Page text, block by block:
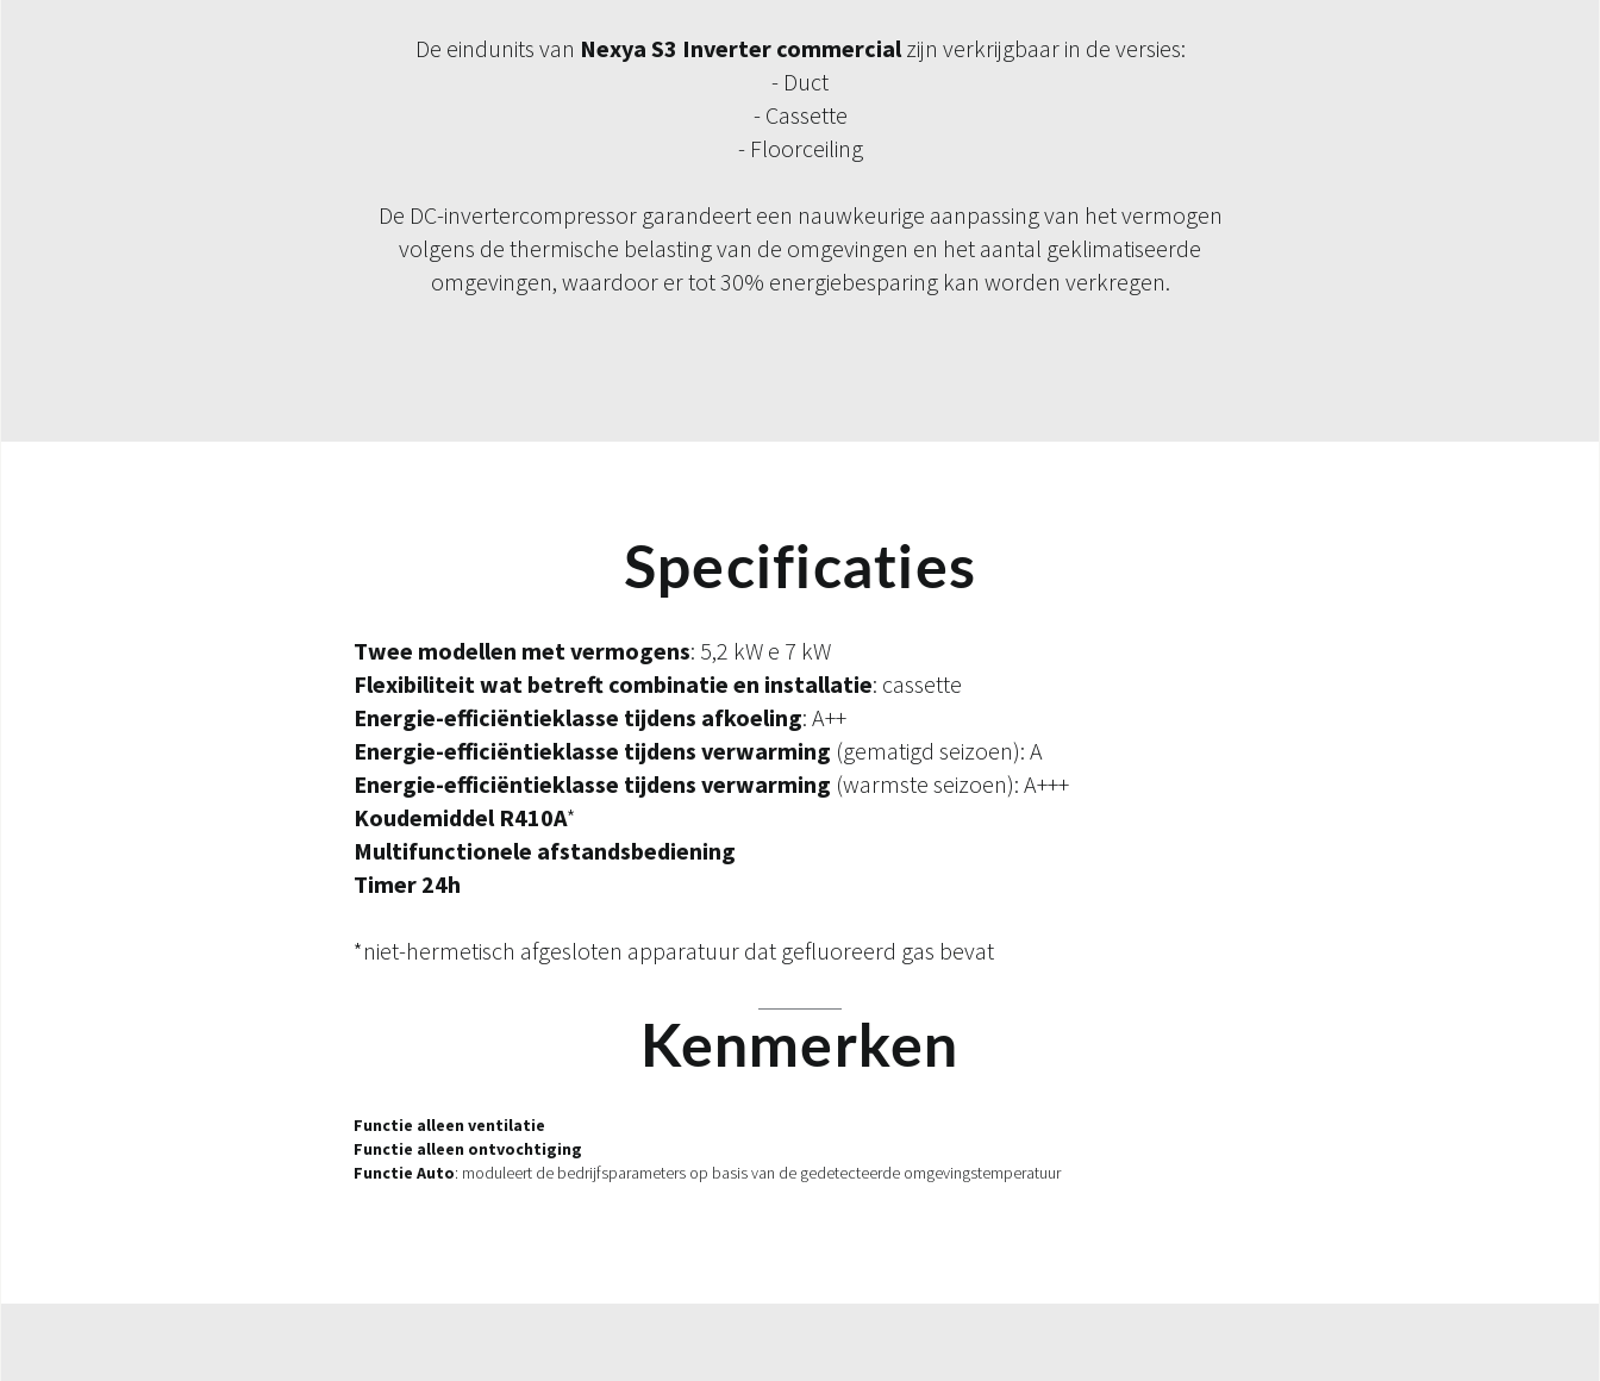
De eindunits van Nexya S3 Inverter commercialzijn verkrijgbaar in de versies:
- Duct
- Cassette
- Floorceiling
De DC-invertercompressor garandeert een nauwkeurige aanpassing van het vermogen
volgens de thermische belasting van de omgevingen en het aantal geklimatiseerde
omgevingen, waardoor er tot 30% energiebesparing kan worden verkregen.
Specificaties
Twee modellen met vermogens: 5,2 kW e 7 kW
Flexibiliteit wat betreft combinatie en installatie: cassette
Energie-efficiëntieklasse tijdens afkoeling: A++
Energie-efficiëntieklasse tijdens verwarming (gematigd seizoen): A
Energie-efficiëntieklasse tijdens verwarming (warmste seizoen): A+++
Koudemiddel R410A*
Multifunctionele afstandsbediening
Timer 24h
*niet-hermetisch afgesloten apparatuur dat gefluoreerd gas bevat
Kenmerken
Functie alleen ventilatie
Functie alleen ontvochtiging
Functie Auto: moduleert de bedrijfsparameters op basis van de gedetecteerde omgevingstemperatuur